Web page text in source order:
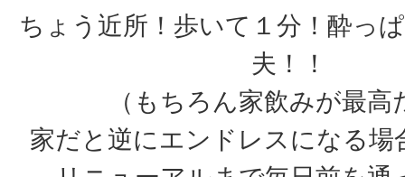
ちょう近所！歩いて１分！酔っ
夫！！
（もちろん家飲みが最高
家だと逆にエンドレスになる場